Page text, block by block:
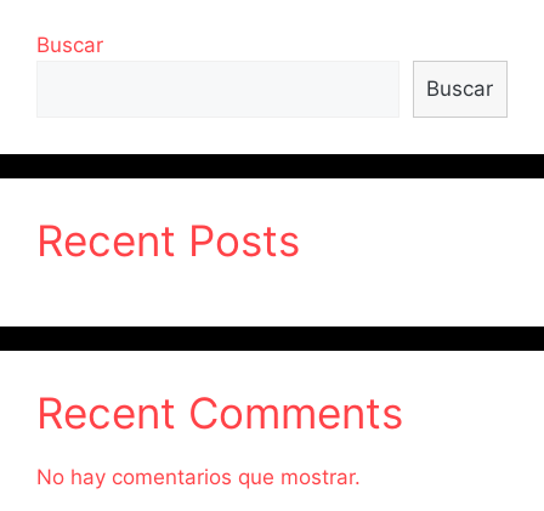
Buscar
Buscar
Recent Posts
Recent Comments
No hay comentarios que mostrar.